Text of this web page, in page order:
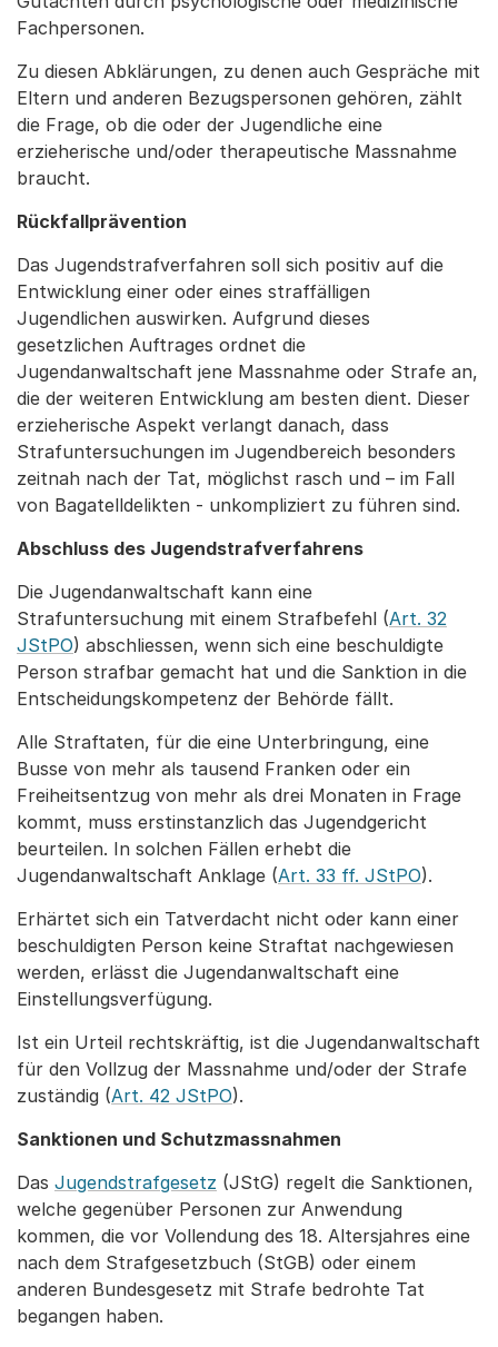
Fachpersonen.
Zu diesen Abklärungen, zu denen auch Gespräche mit
Eltern und anderen Bezugspersonen gehören, zählt
die Frage, ob die oder der Jugendliche eine
erzieherische und/oder therapeutische Massnahme
braucht.
Rückfallprävention
Das Jugendstrafverfahren soll sich positiv auf die
Entwicklung einer oder eines straffälligen
Jugendlichen auswirken. Aufgrund dieses
gesetzlichen Auftrages ordnet die
Jugendanwaltschaft jene Massnahme oder Strafe an,
die der weiteren Entwicklung am besten dient. Dieser
erzieherische Aspekt verlangt danach, dass
Strafuntersuchungen im Jugendbereich besonders
zeitnah nach der Tat, möglichst rasch und – im Fall
von Bagatelldelikten - unkompliziert zu führen sind.
Abschluss des Jugendstrafverfahrens
Die Jugendanwaltschaft kann eine
Strafuntersuchung mit einem Strafbefehl (Art. 32
JStPO) abschliessen, wenn sich eine beschuldigte
Person strafbar gemacht hat und die Sanktion in die
Entscheidungskompetenz der Behörde fällt.
Alle Straftaten, für die eine Unterbringung, eine
Busse von mehr als tausend Franken oder ein
Freiheitsentzug von mehr als drei Monaten in Frage
kommt, muss erstinstanzlich das Jugendgericht
beurteilen. In solchen Fällen erhebt die
Jugendanwaltschaft Anklage (Art. 33 ff. JStPO).
Erhärtet sich ein Tatverdacht nicht oder kann einer
beschuldigten Person keine Straftat nachgewiesen
werden, erlässt die Jugendanwaltschaft eine
Einstellungsverfügung.
Ist ein Urteil rechtskräftig, ist die Jugendanwaltschaft
für den Vollzug der Massnahme und/oder der Strafe
zuständig (Art. 42 JStPO).
Sanktionen und Schutzmassnahmen
Das Jugendstrafgesetz (JStG) regelt die Sanktionen,
welche gegenüber Personen zur Anwendung
kommen, die vor Vollendung des 18. Altersjahres eine
nach dem Strafgesetzbuch (StGB) oder einem
anderen Bundesgesetz mit Strafe bedrohte Tat
begangen haben.